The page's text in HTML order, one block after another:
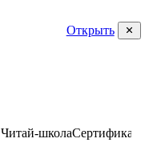
Открыть
Читай-школаСертификаты